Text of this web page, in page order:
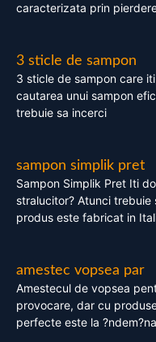
caracterizata prin
3 sticle de sampon
3 sticle de sampon care
cautarea unui sampon
trebuie sa incerci
sampon simplik pret
Sampon Simplik Pret Iti
stralucitor? Atunci trebuie
produs este fabricat in
amestec vopsea par
Amestecul de vopsea
provocare, dar cu
perfecte este la